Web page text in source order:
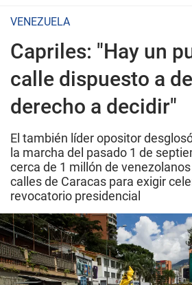
VENEZUELA
Capriles: "Hay un
calle dispuesto a
derecho a decidir"
El también líder opositor
la marcha del pasado 1 de
cerca de 1 millón de
calles de Caracas para exigir
revocatorio presidencial